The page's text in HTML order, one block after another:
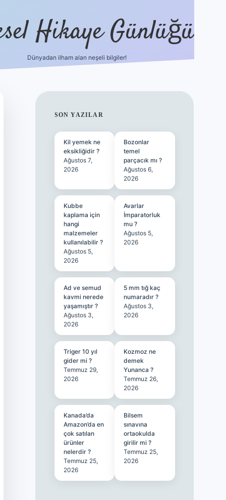
Hikaye Günlüğü
Dünyadan ilham alan neşeli bilgiler!
SIDEBAR
SON YAZILAR
Kil yemek ne
eksikliğidir ?
Ağustos 7,
2026
Bozonlar
temel
parçacık mı ?
Ağustos 6,
2026
Kubbe
kaplama için
hangi
malzemeler
kullanılabilir ?
Ağustos 5,
2026
Avarlar
İmparatorluk
mu ?
Ağustos 5,
2026
Ad ve semud
kavmi nerede
yaşamıştır ?
Ağustos 3,
2026
5 mm tığ kaç
numaradır ?
Ağustos 3,
2026
Triger 10 yıl
gider mi ?
Temmuz 29,
2026
Kozmoz ne
demek
Yunanca ?
Temmuz 26,
2026
Kanada’da
Amazon’da en
çok satılan
ürünler
nelerdir ?
Temmuz 25,
2026
Bilsem
sınavına
ortaokulda
girilir mi ?
Temmuz 25,
2026
hiltonbet yeni giriş